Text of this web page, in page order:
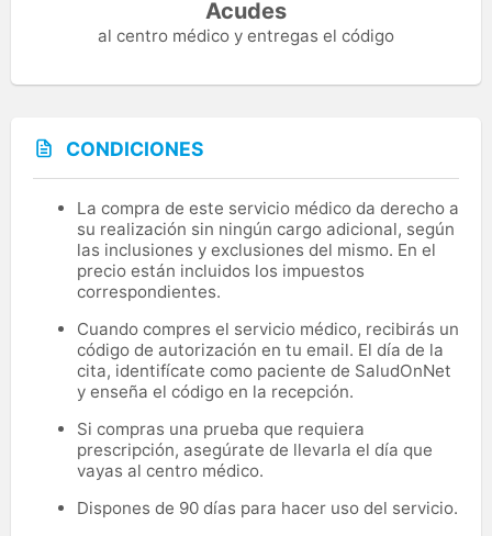
Acudes
al centro médico y entregas el código
CONDICIONES
La compra de este servicio médico da derecho a
su realización sin ningún cargo adicional, según
las inclusiones y exclusiones del mismo. En el
precio están incluidos los impuestos
correspondientes.
Cuando compres el servicio médico, recibirás un
código de autorización en tu email. El día de la
cita, identifícate como paciente de SaludOnNet
y enseña el código en la recepción.
Si compras una prueba que requiera
prescripción, asegúrate de llevarla el día que
vayas al centro médico.
Dispones de 90 días para hacer uso del servicio.